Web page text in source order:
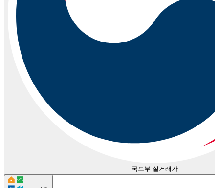
국토부 실거래가